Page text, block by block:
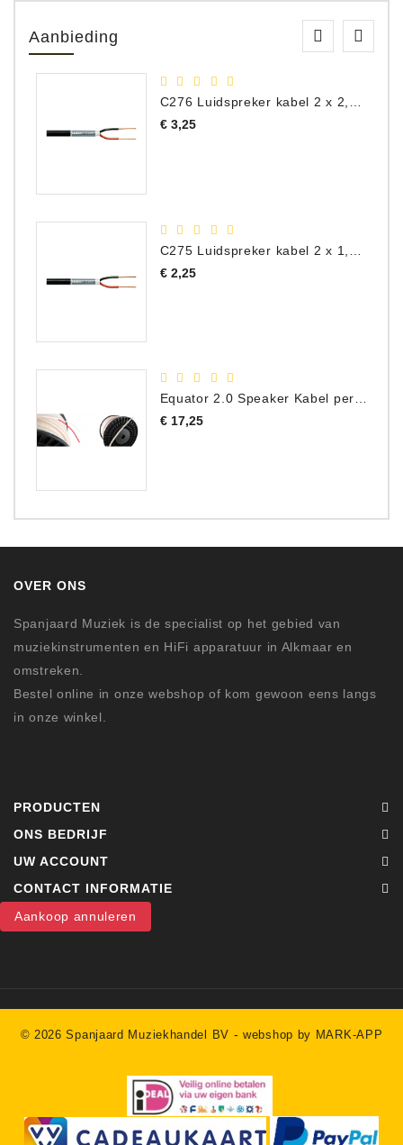
Aanbieding
€ 3,25Prijs
€ 2,25Prijs
Equator 2.0 Speaker Kabel per meter
€ 17,25Prijs
OVER ONS
Spanjaard Muziek is de specialist op het gebied van
muziekinstrumenten en HiFi apparatuur in Alkmaar en
omstreken.
Bestel online in onze webshop of kom gewoon eens langs
in onze winkel.
PRODUCTEN
ONS BEDRIJF
UW ACCOUNT
CONTACT INFORMATIE
Aankoop annuleren
© 2026 Spanjaard Muziekhandel BV -webshop by MARK-APP